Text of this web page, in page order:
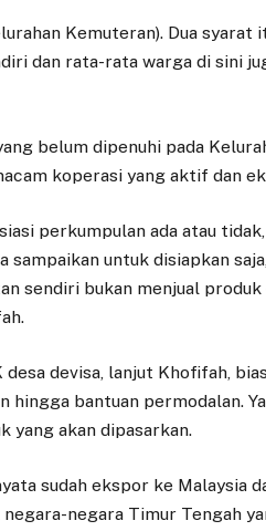
Kemuteran). Dua
dan rata-rata warga di sini
belum dipenuhi pada
koperasi yang aktif dan
perkumpulan ada atau
sampaikan untuk disiapkan
sendiri bukan menjual
devisa, lanjut Khofifah,
hingga bantuan permodalan.
yang akan dipasarkan.
sudah ekspor ke Malaysia
negara Timur Tengah